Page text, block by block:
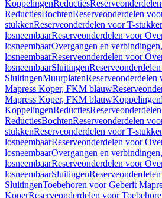
KoppelingenReducties
ReductiesBochtenReserveonderdelen
stukkenReserveonderdelen voor T-
losneembaarReserveonderdelen voor
losneembaarOvergangen en verbindingen,
losneembaarReserveonderdelen voor
losneembaarSluitingen
SluitingenMuurplatenReserveonderdelen
Mapress Koper, FKM blauw
Mapress Koper, FKM blauwKoppelingen
KoppelingenReducties
ReductiesBochtenReserveonderdelen
stukkenReserveonderdelen voor T-
losneembaarReserveonderdelen voor
losneembaarOvergangen en verbindingen,
losneembaarReserveonderdelen voor
losneembaarSluitingen
SluitingenToebehoren voor Geberit
KoperReserveonderdelen voor